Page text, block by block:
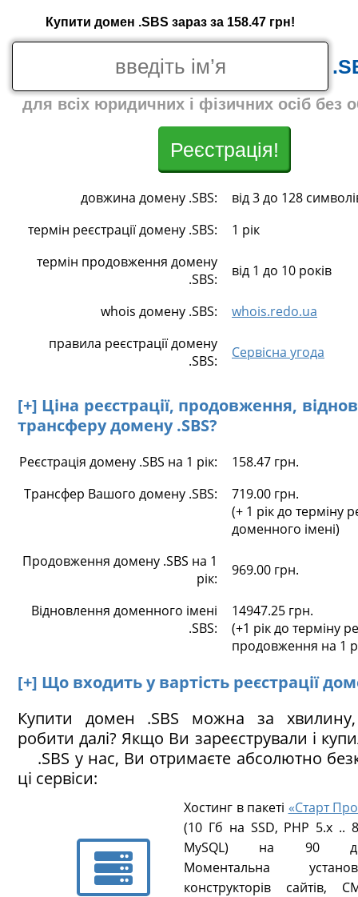
Купити домен .SBS зараз за 158.47 грн!
для всіх юридичних і фізичних осіб без
Реєстрація!
довжина домену .SBS:
від 3 до 128
термін реєстрації домену .SBS:
1 рік
термін продовження домену
.SBS:
від 1 до 10 років
whois домену .SBS:
whois.redo.ua
правила реєстрації домену
.SBS:
Сервісна угода
[+] Ціна реєстрації, продовження,
трансферу домену .SBS?
Реєстрація домену .SBS на 1 рік:
158.47 грн.
Трансфер Вашого домену .SBS:
719.00 грн.
(+ 1 рік до терміну
доменного імені)
Продовження домену .SBS на 1
рік:
969.00 грн.
Відновлення доменного імені
.SBS:
14947.25 грн.
(+1 рік до терміну
продовження на 1
[+] Що входить у вартість реєстрації
Купити домен .SBS можна за
робити далі? Якщо Ви зареєстрували і
.SBS у нас, Ви отримаєте абсолютно
ці сервіси:
Хостинг в пакеті «Старт
(10 Гб на SSD, PHP 5.х ..
MySQL) на 90
Моментальна
конструкторів сайтів,